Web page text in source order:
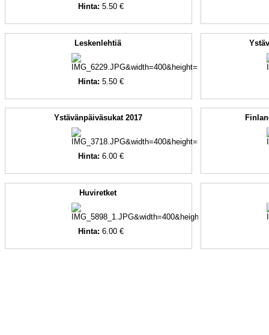
Hinta: 5.50 €
Leskenlehtiä
Hinta: 5.50 €
Ystävänpäiväsukat 2017
Hinta: 6.00 €
Huviretket
Hinta: 6.00 €